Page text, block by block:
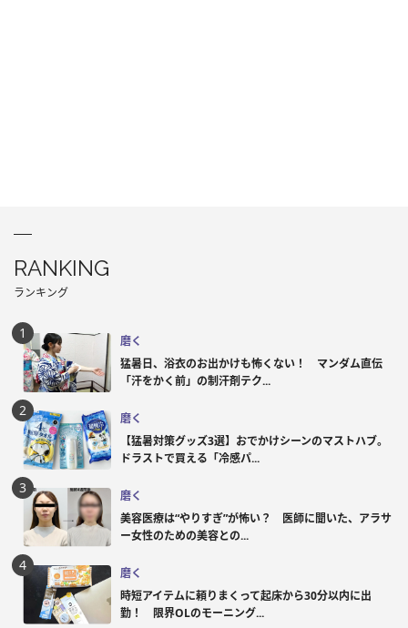
RANKING
ランキング
磨く
猛暑日、浴衣のお出かけも怖くない！ マンダム直伝
「汗をかく前」の制汗剤テク...
磨く
【猛暑対策グッズ3選】おでかけシーンのマストハブ。
ドラストで買える「冷感パ...
磨く
美容医療は“やりすぎ”が怖い？ 医師に聞いた、アラサ
ー女性のための美容との...
磨く
時短アイテムに頼りまくって起床から30分以内に出
勤！ 限界OLのモーニング...